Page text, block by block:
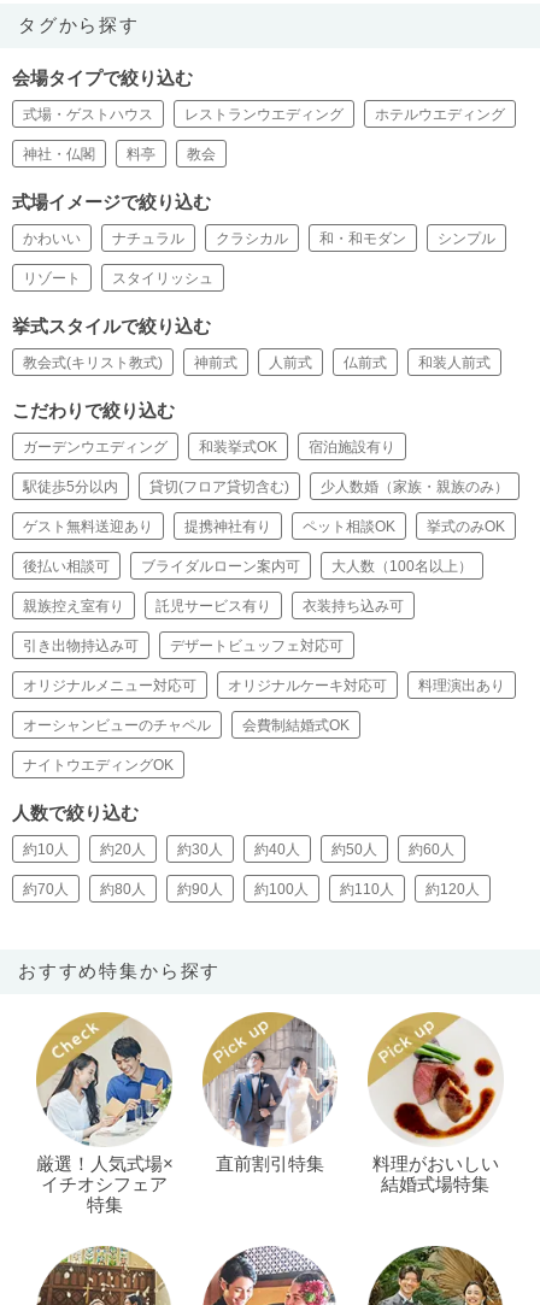
タグから探す
会場タイプで絞り込む
式場・ゲストハウス レストランウエディング ホテルウエディング
神社・仏閣 料亭 教会
式場イメージで絞り込む
かわいい ナチュラル クラシカル 和・和モダン シンプル
リゾート スタイリッシュ
挙式スタイルで絞り込む
教会式(キリスト教式) 神前式 人前式 仏前式 和装人前式
こだわりで絞り込む
ガーデンウエディング 和装挙式OK 宿泊施設有り
駅徒歩5分以内 貸切(フロア貸切含む) 少人数婚（家族・親族のみ）
ゲスト無料送迎あり 提携神社有り ペット相談OK 挙式のみOK
後払い相談可 ブライダルローン案内可 大人数（100名以上）
親族控え室有り 託児サービス有り 衣装持ち込み可
引き出物持込み可 デザートビュッフェ対応可
オリジナルメニュー対応可 オリジナルケーキ対応可 料理演出あり
オーシャンビューのチャペル 会費制結婚式OK
ナイトウエディングOK
人数で絞り込む
約10人 約20人 約30人 約40人 約50人 約60人
約70人 約80人 約90人 約100人 約110人 約120人
おすすめ特集から探す
厳選！人気式場×
イチオシフェア
特集
直前割引特集
料理がおいしい
結婚式場特集